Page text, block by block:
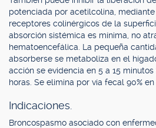
potenciada por acetilcolina,
receptores colinérgicos de la
absorción sistémica es mínima, no
hematoencefálica. La pequeña
absorberse se metaboliza en el
acción se evidencia en 5 a 15
horas. Se elimina por vía fecal 90%
Indicaciones.
Broncospasmo asociado con